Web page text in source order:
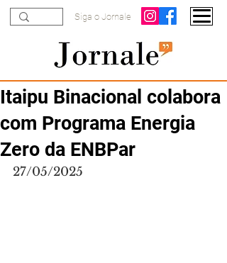
Siga o Jornale
Itaipu Binacional colabora
com Programa Energia
Zero da ENBPar
27/05/2025